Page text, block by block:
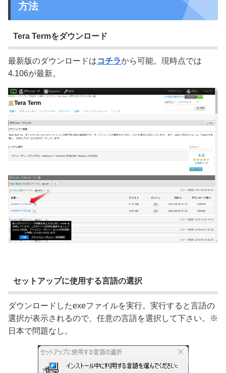
方法
Tera Termをダウンロード
最新版のダウンロードはコチラから可能。現時点では
4.106が最新。
セットアップに使用する言語の選択
ダウンロードしたexeファイルを実行。実行すると言語の
選択が表示されるので、任意の言語を選択して下さい。※
日本で問題なし。